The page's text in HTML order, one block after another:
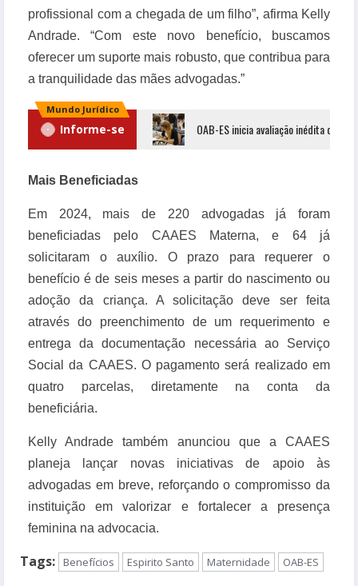
profissional com a chegada de um filho”, afirma Kelly
Andrade. “Com este novo benefício, buscamos
oferecer um suporte mais robusto, que contribua para
a tranquilidade das mães advogadas.”
Mundo Jurídico
Informe-se OAB-ES inicia avaliação inédita dos
Mais Beneficiadas
Em 2024, mais de 220 advogadas já foram
beneficiadas pelo CAAES Materna, e 64 já
solicitaram o auxílio. O prazo para requerer o
benefício é de seis meses a partir do nascimento ou
adoção da criança. A solicitação deve ser feita
através do preenchimento de um requerimento e
entrega da documentação necessária ao Serviço
Social da CAAES. O pagamento será realizado em
quatro parcelas, diretamente na conta da
beneficiária.
Kelly Andrade também anunciou que a CAAES
planeja lançar novas iniciativas de apoio às
advogadas em breve, reforçando o compromisso da
instituição em valorizar e fortalecer a presença
feminina na advocacia.
Tags: Benefícios Espirito Santo Maternidade OAB-ES